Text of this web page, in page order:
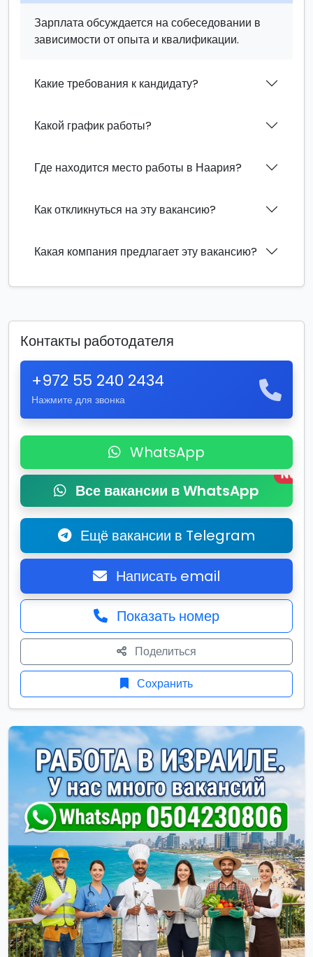
Зарплата обсуждается на собеседовании в
зависимости от опыта и квалификации.
Какие требования к кандидату?
Какой график работы?
Где находится место работы в Наария?
Как откликнуться на эту вакансию?
Какая компания предлагает эту вакансию?
Контакты работодателя
+972 55 240 2434
Нажмите для звонка
WhatsApp
Все вакансии в WhatsApp
New
Ещё вакансии в Telegram
Написать email
Показать номер
Поделиться
Сохранить